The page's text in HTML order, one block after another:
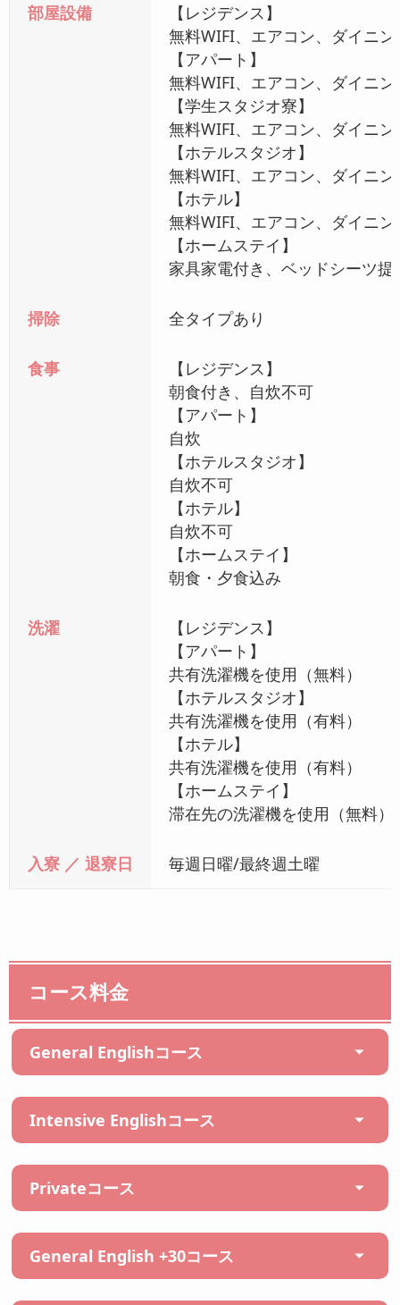
部屋設備
【レジデンス】
無料WIFI、エアコン、ダイニ
【アパート】
無料WIFI、エアコン、ダイニ
【学生スタジオ寮】
無料WIFI、エアコン、ダイニ
【ホテルスタジオ】
無料WIFI、エアコン、ダイニ
【ホテル】
無料WIFI、エアコン、ダイニ
【ホームステイ】
家具家電付き、ベッドシーツ
掃除 全タイプあり
食事
【レジデンス】
朝食付き、自炊不可
【アパート】
自炊
【ホテルスタジオ】
自炊不可
【ホテル】
自炊不可
【ホームステイ】
朝食・夕食込み
洗濯
【レジデンス】
【アパート】
共有洗濯機を使用（無料）
【ホテルスタジオ】
共有洗濯機を使用（有料）
【ホテル】
共有洗濯機を使用（有料）
【ホームステイ】
滞在先の洗濯機を使用（無料）
入寮 ／ 退寮日 毎週日曜/最終週土曜
コース料金
General Englishコース
Intensive Englishコース
Privateコース
General English +30コース